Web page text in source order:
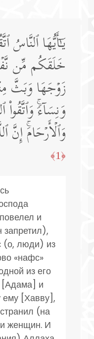
یَـٰۤأَیُّهَا ٱلنَّاسُ
خَلَقَكُم مِّن
زَوۡجَهَا وَبَثَّ
وَنِسَاۤءࣰۚ وَٱتَّقُوا۟
وَٱلۡأَرۡحَامَۚ إِنَّ
﴿1﴾
и
запретил),
(о, люди) из
«нафс»
из его
[Адама] и
ему [Хавву],
(на
женщин. И